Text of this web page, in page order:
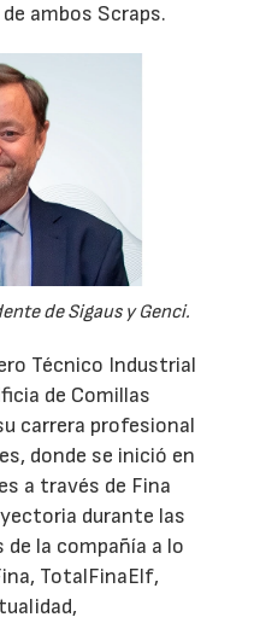
ambos Scraps.
de Sigaus y Genci.
Técnico Industrial
de Comillas
carrera profesional
donde se inició en
a través de Fina
durante las
la compañía a lo
TotalFinaElf,